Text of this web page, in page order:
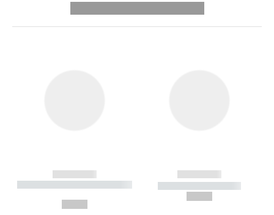
------------
----------- ----------- --------
------------
----------- -----------